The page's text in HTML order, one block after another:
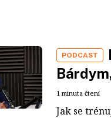
PODCAST
1 minuta čtení
Jak se